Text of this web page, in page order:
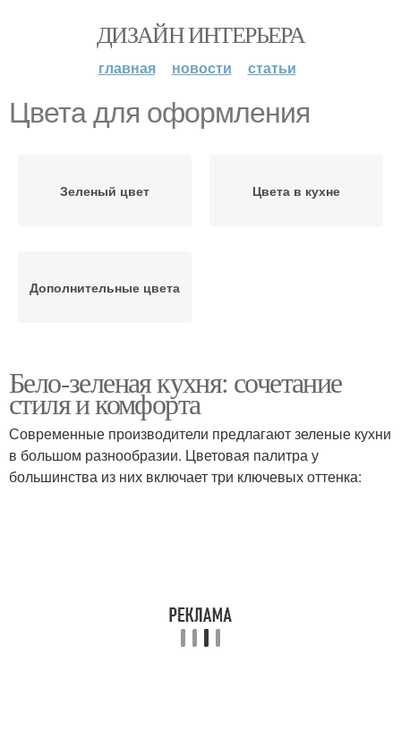
ДИЗАЙН ИНТЕРЬЕРА
главная новости статьи
Цвета для оформления
Зеленый цвет Цвета в кухне
Дополнительные цвета
Бело-зеленая кухня: сочетание
стиля и комфорта
Современные производители предлагают зеленые кухни
в большом разнообразии. Цветовая палитра у
большинства из них включает три ключевых оттенка: